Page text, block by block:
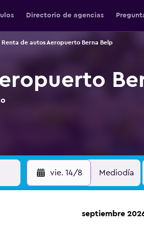
Directorio de agencias
Renta de autos Aeropuerto Berna Belp
vie. 14/8 Mediodía
septiembre